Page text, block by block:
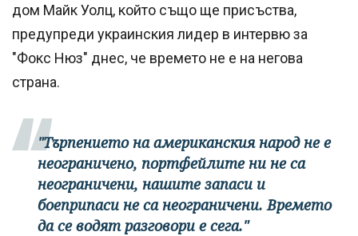
дом Майк Уолц, който също ще присъства,
предупреди украинския лидер в интервю за
"Фокс Нюз" днес, че времето не е на негова
страна.
"Търпението на американския народ не е
неограничено, портфейлите ни не са
неограничени, нашите запаси и
боеприпаси не са неограничени. Времето
да се водят разговори е сега."